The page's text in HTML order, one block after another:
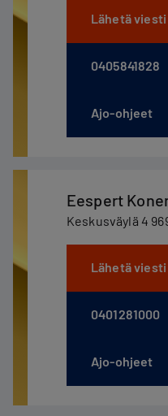
Lähetä viesti
0405841828
Ajo-ohjeet
Eespert
Keskusväylä 4
Lähetä viesti
0401281000
Ajo-ohjeet